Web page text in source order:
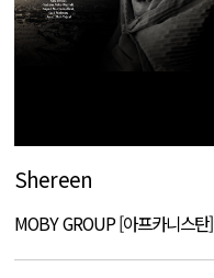
Shereen
MOBY GROUP [아프카니스탄]